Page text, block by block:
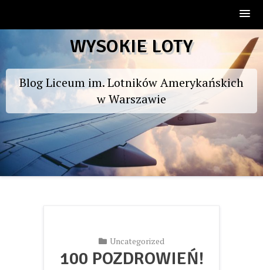
to
WYSOKIE LOTY
Blog Liceum im. Lotników Amerykańskich
w Warszawie
Uncategorized
100 POZDROWIEŃ!